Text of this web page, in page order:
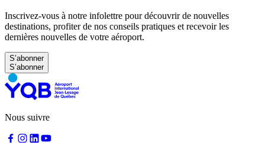
Inscrivez-vous à notre infolettre pour découvrir de nouvelles
destinations, profiter de nos conseils pratiques et recevoir les
dernières nouvelles de votre aéroport.
S’abonner
Nous suivre